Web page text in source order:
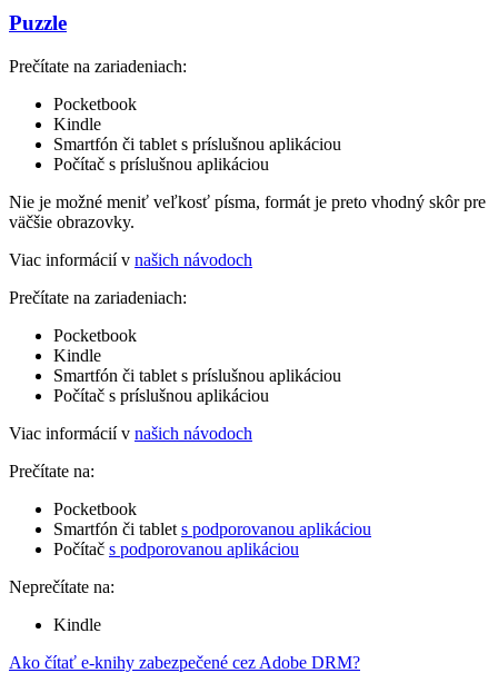
Puzzle
Prečítate na zariadeniach:
Pocketbook
Kindle
Smartfón či tablet s príslušnou aplikáciou
Počítač s príslušnou aplikáciou
Nie je možné meniť veľkosť písma, formát je preto vhodný skôr pre
väčšie obrazovky.
Viac informácií v našich návodoch
Prečítate na zariadeniach:
Pocketbook
Kindle
Smartfón či tablet s príslušnou aplikáciou
Počítač s príslušnou aplikáciou
Viac informácií v našich návodoch
Prečítate na:
Pocketbook
Smartfón či tablet s podporovanou aplikáciou
Počítač s podporovanou aplikáciou
Neprečítate na:
Kindle
Ako čítať e-knihy zabezpečené cez Adobe DRM?